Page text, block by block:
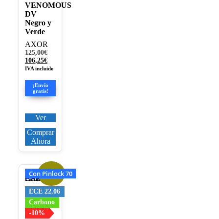
VENOMOUS
DV
Negro y
Verde
AXOR
125,00€El
precio
original
125,00€.
106,25€El
precio
es:
106,25€.
IVA incluido
¡Envío
gratis!
Ver
en
la
página
de
producto
Comprar
Ahora
¡Oferta!
Con Pinlock 70
ECE 22.06
Carbono
-10%
Este
producto
tiene
múltiples
variantes.